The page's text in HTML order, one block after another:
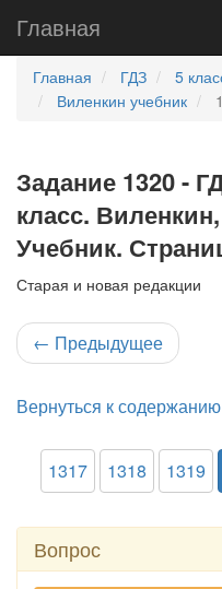
Главная
Главная ГДЗ 5
Виленкин учебник
Задание 1320 -
класс.
Учебник.
Старая и новая редакции
← Предыдущее
Вернуться к
1317 1318 1319
Вопрос